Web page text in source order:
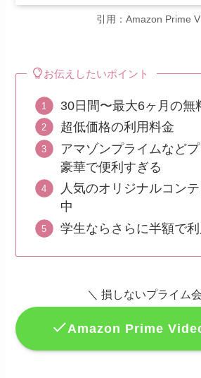
引用：Amazon Prime
お伝えしたいポイント
30日間〜最大6ヶ月の無
超低価格の利用料金
アマゾンプライムなど
豪華で便利すぎる
人気のオリジナルコン
中
学生ならさらに半額で
＼ 損しないプライム
Amazon Prime